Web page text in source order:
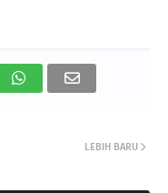
LEBIH BARU